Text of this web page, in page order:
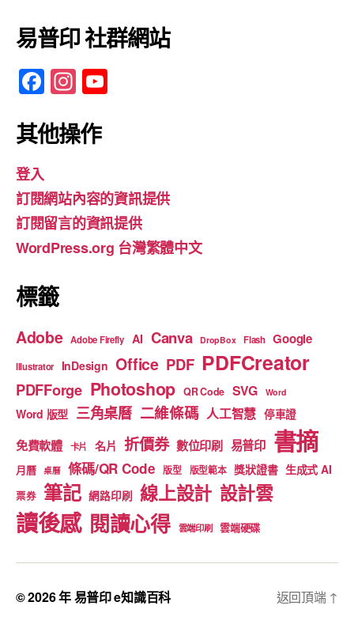
易普印 社群網站
F
a
c
b
o
o
k
In
st
a
gr
a
m
u
b
e
其他操作
登入
訂閱網站內容的資訊提供
訂閱留言的資訊提供
WordPress.org 台灣繁體中文
標籤
Adobe Adobe Firefly AI Canva DropBox Flash Google
Illustrator InDesign Office PDF PDFCreator
PDFForge Photoshop QR Code SVG Word
Word 版型 三角桌曆 二維條碼 人工智慧 停車證
免費軟體 卡片 名片 折價券 數位印刷 易普印 書摘
月曆 桌曆 條碼/QR Code 版型 版型範本 獎狀證書 生成式 AI
票券 筆記 網路印刷 線上設計 設計雲
讀後感 閱讀心得 雲端印刷 雲端硬碟
© 2026 年易普印 e知識百科
返回頂端 ↑